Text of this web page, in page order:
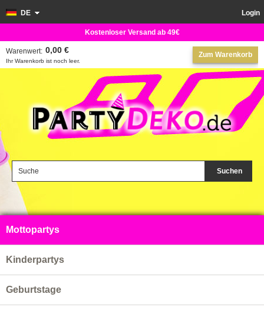
Suchen
Login
DE
Zum Warenkorb
Ihr Warenkorb ist noch leer.
Warenwert: 0,00 €
Kostenloser Versand ab 49€
Mottopartys
Kinderpartys
Geburtstage